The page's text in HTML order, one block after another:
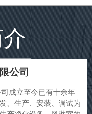
公司
成立至今已有十余年
、生产、安装、调试为